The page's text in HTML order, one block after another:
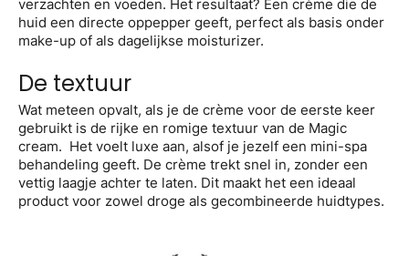
verzachten en voeden. Het resultaat? Een crème die de
huid een directe oppepper geeft, perfect als basis onder
make-up of als dagelijkse moisturizer.
De textuur
Wat meteen opvalt, als je de crème voor de eerste keer
gebruikt is de rijke en romige textuur van de Magic
cream. Het voelt luxe aan, alsof je jezelf een mini-spa
behandeling geeft. De crème trekt snel in, zonder een
vettig laagje achter te laten. Dit maakt het een ideaal
product voor zowel droge als gecombineerde huidtypes.